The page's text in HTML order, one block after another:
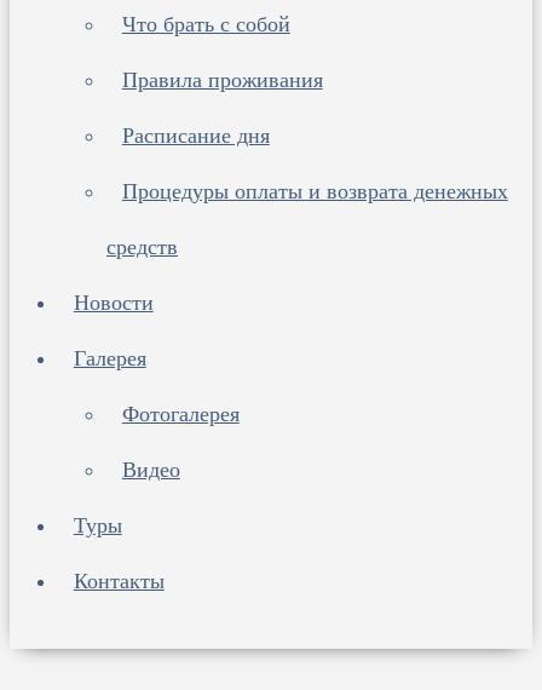
Что брать с собой
Правила проживания
Расписание дня
Процедуры оплаты и возврата денежных
средств
Новости
Галерея
Фотогалерея
Видео
Туры
Контакты